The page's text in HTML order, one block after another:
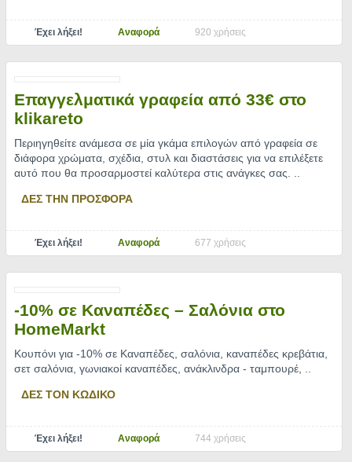
Έχει λήξει! Αναφορά 920 χρήσεις
Επαγγελματικά γραφεία από 33€ στο
klikareto
Περιηγηθείτε ανάμεσα σε μία γκάμα επιλογών από γραφεία σε
διάφορα χρώματα, σχέδια, στυλ και διαστάσεις για να επιλέξετε
αυτό που θα προσαρμοστεί καλύτερα στις ανάγκες σας.
ΔΕΣ ΤΗΝ ΠΡΟΣΦΟΡΑ
Έχει λήξει! Αναφορά 677 χρήσεις
-10% σε Καναπέδες – Σαλόνια στο
HomeMarkt
Κουπόνι για -10% σε Καναπέδες, σαλόνια, καναπέδες κρεβάτια,
σετ σαλόνια, γωνιακοί καναπέδες, ανάκλινδρα - ταμπουρέ,
ΔΕΣ ΤΟΝ ΚΩΔΙΚΟ
Έχει λήξει! Αναφορά 744 χρήσεις